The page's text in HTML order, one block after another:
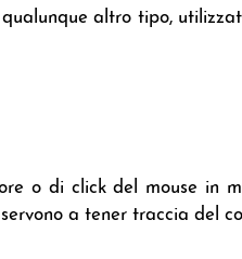
altro tipo,
o di click del mouse in
a tener traccia del